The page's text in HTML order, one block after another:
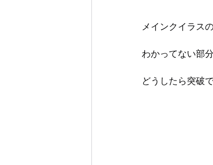
メインクイラス
わかってない部
どうしたら突破